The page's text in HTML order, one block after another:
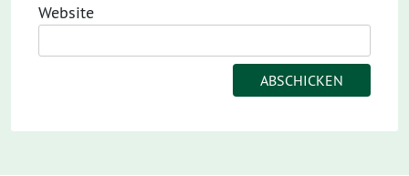
Website